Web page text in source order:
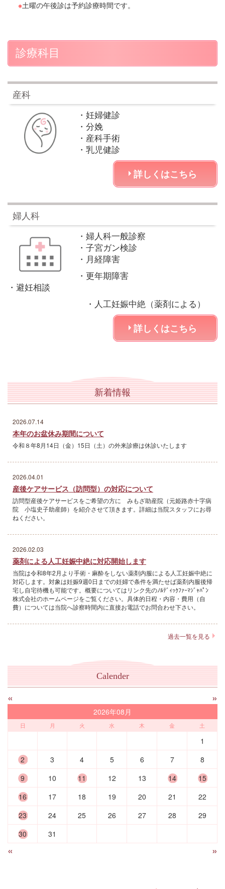
※土曜の午後診は予約診療時間です。
診療科目
産科
・妊婦健診
・分娩
・産科手術
・乳児健診
詳しくはこちら
婦人科
・婦人科一般診察
・子宮ガン検診
・月経障害
・更年期障害
・避妊相談
・人工妊娠中絶（薬剤による）
詳しくはこちら
新着情報
2026.07.14
本年のお盆休み期間について
令和８年8月14日（金）15日（土）の外来診療は休診いたします
2026.04.01
産後ケアサービス（訪問型）の対応について
訪問型産後ケアサービスをご希望の方に みもざ助産院（元姫路赤十字病
院 小塩史子助産師）を紹介させて頂きます。詳細は当院スタッフにお尋
ねください。
2026.02.03
薬剤による人工妊娠中絶に対応開始します
当院は令和8年2月より手術・麻酔をしない薬剤内服による人工妊娠中絶に
対応します。対象は妊娠9週0日までの妊婦で条件を満たせば薬剤内服後帰
宅し自宅待機も可能です。概要についてはリンク先のﾉﾙﾃﾞｨｯｸﾌｧｰﾏｼﾞｬﾊﾟﾝ
株式会社のホームページをご覧ください。具体的日程・内容・費用（自
費）については当院へ診察時間内に直接お電話でお問合わせ下さい。
過去一覧を見る
Calender
« »
2026年08月
日 月 火 水 木 金 土
1
2
3 4 5 6 7
8
9
10 11 12 13 14
15
16
17 18 19 20 21
22
23
24 25 26 27 28
29
30
31
« »